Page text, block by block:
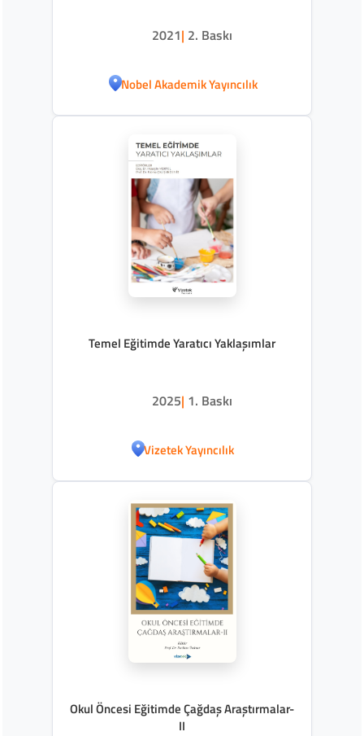
2021| 2. Baskı
Nobel Akademik Yayıncılık
Temel Eğitimde Yaratıcı Yaklaşımlar
2025| 1. Baskı
Vizetek Yayıncılık
Okul Öncesi Eğitimde Çağdaş Araştırmalar-
II